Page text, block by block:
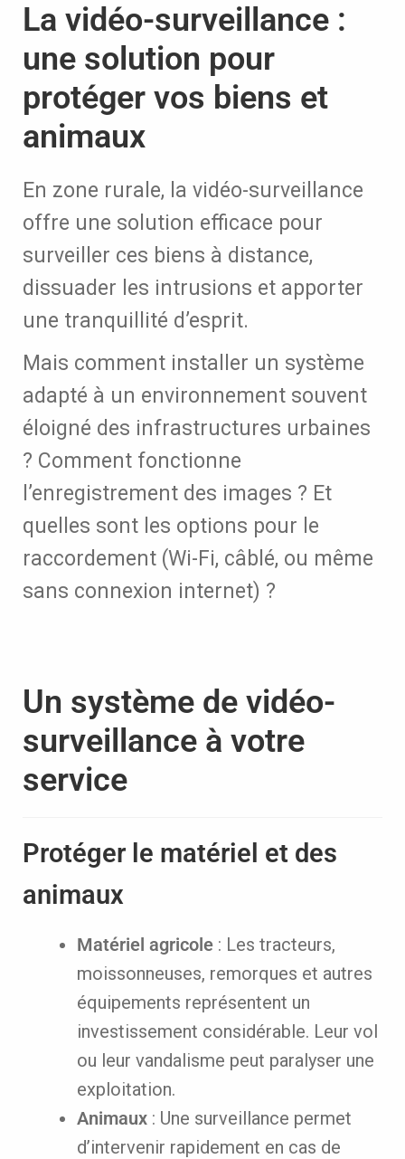
La vidéo-surveillance :
une solution pour
protéger vos biens et
animaux
En zone rurale, la vidéo-surveillance
offre une solution efficace pour
surveiller ces biens à distance,
dissuader les intrusions et apporter
une tranquillité d’esprit.
Mais comment installer un système
adapté à un environnement souvent
éloigné des infrastructures urbaines
? Comment fonctionne
l’enregistrement des images ? Et
quelles sont les options pour le
raccordement (Wi-Fi, câblé, ou même
sans connexion internet) ?
Un système de vidéo-
surveillance à votre
service
Protéger le matériel et des
animaux
Matériel agricole : Les tracteurs,
moissonneuses, remorques et autres
équipements représentent un
investissement considérable. Leur vol
ou leur vandalisme peut paralyser une
exploitation.
Animaux : Une surveillance permet
d’intervenir rapidement en cas de